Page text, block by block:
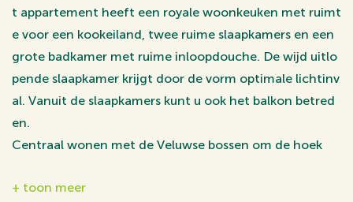
t appartement heeft een royale woonkeuken met ruimt
e voor een kookeiland, twee ruime slaapkamers en een
grote badkamer met ruime inloopdouche. De wijd uitlo
pende slaapkamer krijgt door de vorm optimale lichtinv
al. Vanuit de slaapkamers kunt u ook het balkon betred
en.
Centraal wonen met de Veluwse bossen om de hoek
entencomplex is een echte eyecatcher en het is ideaal
+ toon meer